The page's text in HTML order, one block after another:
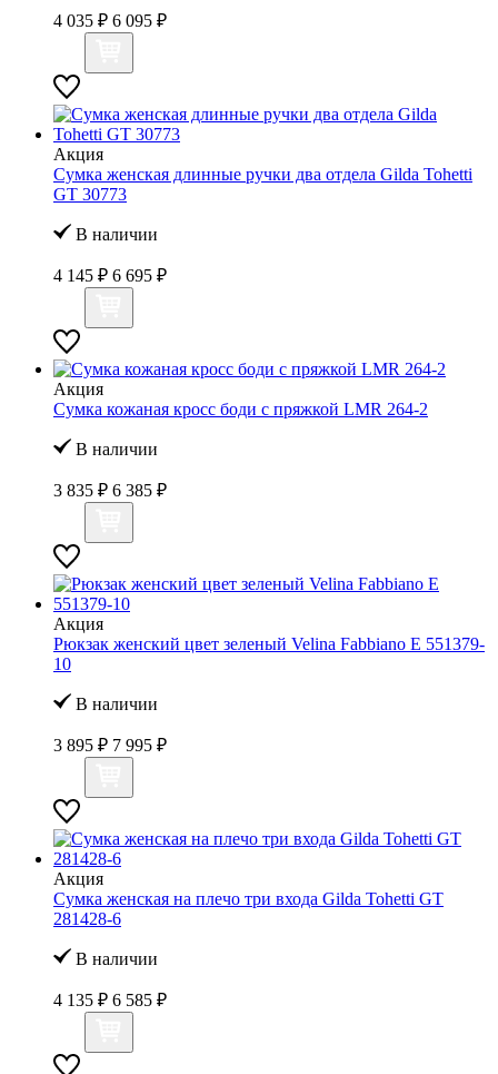
4 035 ₽ 6 095 ₽
Акция
Сумка женская длинные ручки два отдела Gilda Tohetti
GT 30773
В наличии
4 145 ₽ 6 695 ₽
Акция
Сумка кожаная кросс боди с пряжкой LMR 264-2
В наличии
3 835 ₽ 6 385 ₽
Акция
Рюкзак женский цвет зеленый Velina Fabbiano E 551379-
10
В наличии
3 895 ₽ 7 995 ₽
Акция
Сумка женская на плечо три входа Gilda Tohetti GT
281428-6
В наличии
4 135 ₽ 6 585 ₽